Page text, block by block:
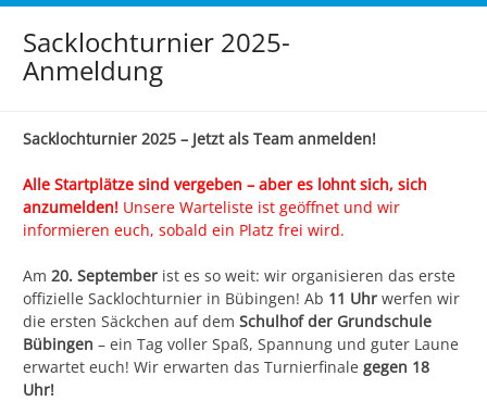
Sacklochturnier 2025-
Anmeldung
Sacklochturnier 2025 – Jetzt als Team anmelden!
Alle Startplätze sind vergeben – aber es lohnt sich, sich
anzumelden! Unsere Warteliste ist geöffnet und wir
informieren euch, sobald ein Platz frei wird.
Am 20. September ist es so weit: wir organisieren das erste
offizielle Sacklochturnier in Bübingen! Ab 11 Uhr werfen wir
die ersten Säckchen auf dem Schulhof der Grundschule
Bübingen – ein Tag voller Spaß, Spannung und guter Laune
erwartet euch! Wir erwarten das Turnierfinale gegen 18
Uhr!